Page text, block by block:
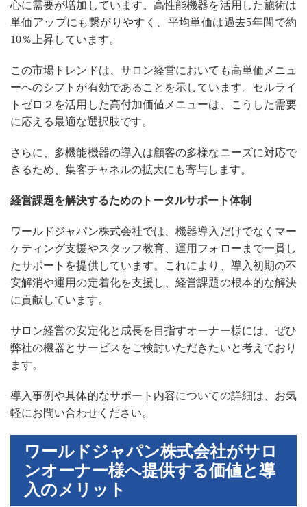
心に需要が増加しています。高性能機器を活用した施術は
単価アップにも繋がりやすく、平均単価は過去5年間で約
10％上昇しています。
この市場トレンドは、サロン経営においても高単価メニュ
ーへのシフトが有効であることを示しています。セルライ
トゼロ２を活用した高付加価値メニューは、こうした需要
に応える最適な選択肢です。
さらに、多機能機器の導入は顧客の多様なニーズに対応で
きるため、集客チャネルの拡大にも寄与します。
経営課題を解決するためのトータルサポート体制
ワールドジャパン株式会社では、機器導入だけでなくマー
ケティング支援やスタッフ教育、運用フォローまで一貫し
たサポートを提供しています。これにより、導入初期の不
安解消や運用の定着化を支援し、経営課題の根本的な解決
に貢献しています。
サロン経営の安定化と成長を目指すオーナー様には、ぜひ
弊社の機器とサービスをご検討いただきたいと考えており
ます。
導入事例や具体的なサポート内容についての詳細は、お気
軽にお問い合わせください。
ワールドジャパン株式会社がサロ
ンオーナー様へ提供する価値と導
入のメリット